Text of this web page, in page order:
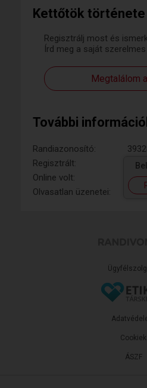
Kettőtök története
Regisztrálj most és
Írd meg a saját
Megtalálom
További
Randiazonosító:
Regisztrált:
Online volt:
Olvasatlan üzenetei:
ÁSZF
Cookiek